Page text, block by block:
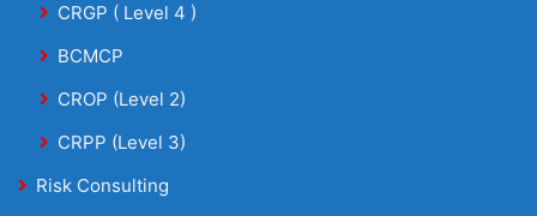
CRGP ( Level 4 )
BCMCP
CROP (Level 2)
CRPP (Level 3)
Risk Consulting